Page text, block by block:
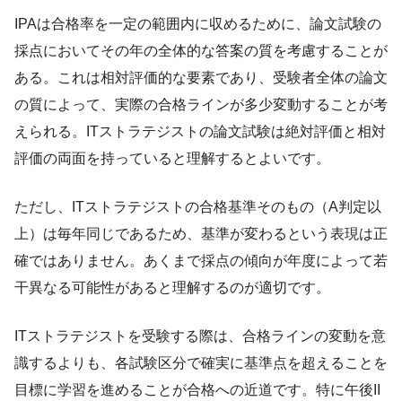
IPAは合格率を一定の範囲内に収めるために、論文試験の
採点においてその年の全体的な答案の質を考慮することが
ある。これは相対評価的な要素であり、受験者全体の論文
の質によって、実際の合格ラインが多少変動することが考
えられる。ITストラテジストの論文試験は絶対評価と相対
評価の両面を持っていると理解するとよいです。
ただし、ITストラテジストの合格基準そのもの（A判定以
上）は毎年同じであるため、基準が変わるという表現は正
確ではありません。あくまで採点の傾向が年度によって若
干異なる可能性があると理解するのが適切です。
ITストラテジストを受験する際は、合格ラインの変動を意
識するよりも、各試験区分で確実に基準点を超えることを
目標に学習を進めることが合格への近道です。特に午後II